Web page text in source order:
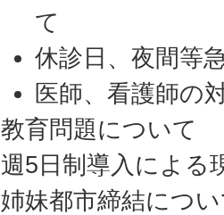
て
休診日、夜間等
医師、看護師の
教育問題について
週5日制導入による
姉妹都市締結につ